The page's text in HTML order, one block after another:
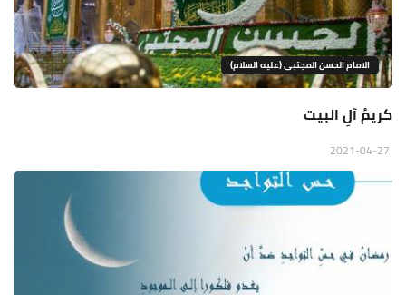
الامام الحسن المجتبى (عليه السلام)
كريمُ آلِ البيت